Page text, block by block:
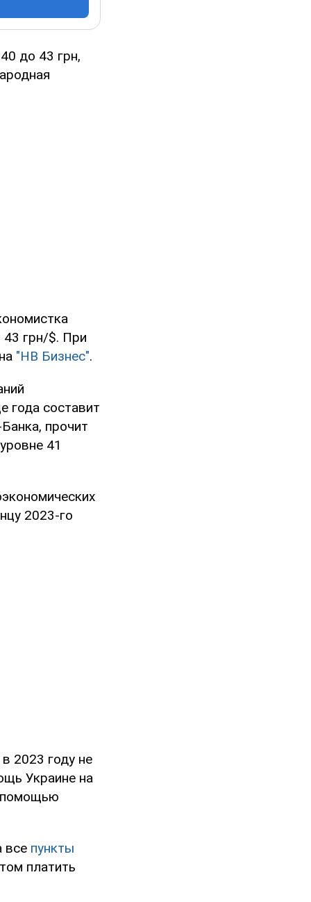
до 43 грн,
43 грн/$. При
"НВ Бизнес".
года составит
прочит
41
2023-го
2023 году не
Украине на
помощью
все пункты
платить